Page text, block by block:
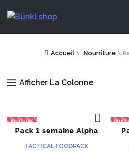
Accueil \ Nourriture \
Afficher La Colonne
RUPTURE
ACHETER
Pack 1 semaine Alpha
TACTICAL FOODPACK